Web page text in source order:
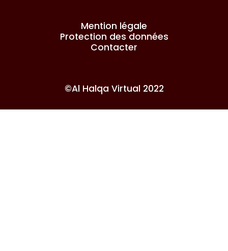
Mention légale
Protection des données
Contacter
©Al Halqa Virtual 2022